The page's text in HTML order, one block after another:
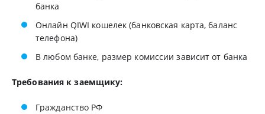
банка
Онлайн QIWI кошелек (банковская карта, баланс
телефона)
В любом банке, размер комиссии зависит от банка
Требования к заемщику:
Гражданство РФ